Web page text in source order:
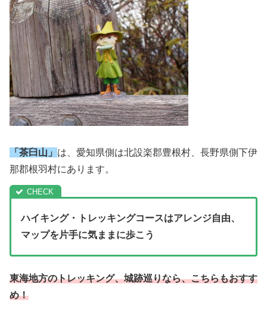
「茶臼山」 は、愛知県側は北設楽郡豊根村、長野県側下伊
那郡根羽村にあります。
ハイキング・トレッキングコースはアレンジ自由、
マップを片手に気ままに歩こう
東海地方のトレッキング、城跡巡りなら、こちらもおすす
め！